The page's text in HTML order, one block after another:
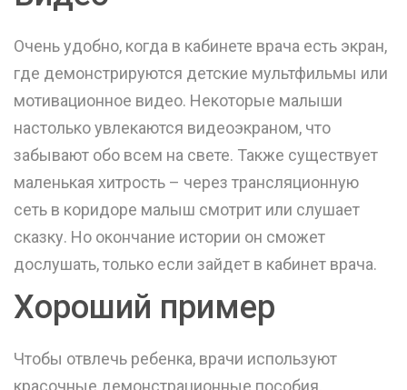
Очень удобно, когда в кабинете врача есть экран,
где демонстрируются детские мультфильмы или
мотивационное видео. Некоторые малыши
настолько увлекаются видеоэкраном, что
забывают обо всем на свете. Также существует
маленькая хитрость – через трансляционную
сеть в коридоре малыш смотрит или слушает
сказку. Но окончание истории он сможет
дослушать, только если зайдет в кабинет врача.
Хороший пример
Чтобы отвлечь ребенка, врачи используют
красочные демонстрационные пособия,